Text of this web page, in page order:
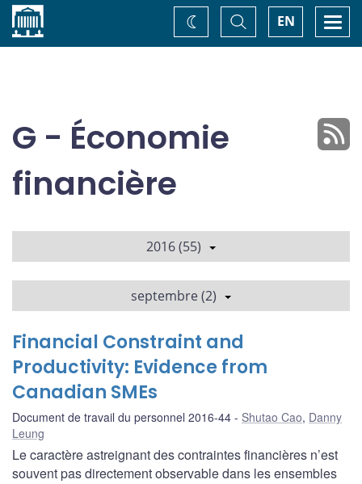
Accueil EN
Basculer
la
recherche
Changez
de
G - Économie
financière
2016 (55)
septembre (2)
Financial Constraint and
Productivity: Evidence from
Canadian SMEs
Document de travail du personnel 2016-44 Shutao Cao, Danny
Leung
Le caractère astreignant des contraintes financières n’est
souvent pas directement observable dans les ensembles